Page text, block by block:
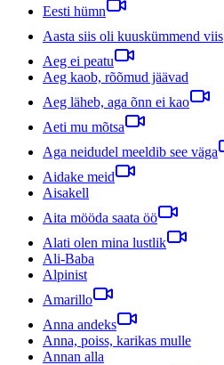
Eesti hümn
Aasta siis oli kuuskümmend viis
Aeg ei peatu
Aeg kaob, rõõmud jäävad
Aeg läheb, aga õnn ei kao
Aeti mu mõtsa
Aga neidudel meeldib see väga
Aidake meid
Aisakell
Aita mööda saata öö
Alati olen mina lustlik
Ali-Baba
Alpinist
Amarillo
Anna andeks
Anna, poiss, karikas mulle
Annan alla